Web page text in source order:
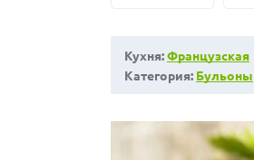
Кухня:Французская
Категория: Бульоны